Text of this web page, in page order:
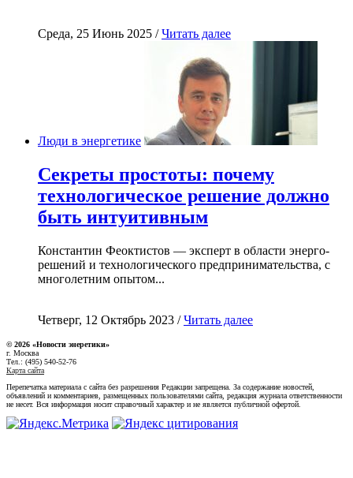
Среда, 25 Июнь 2025 /Читать далее
Люди в энергетике
Секреты простоты: почему
технологическое решение должно
быть интуитивным
Константин Феоктистов — эксперт в области энерго-
решений и технологического предпринимательства, с
многолетним опытом...
Четверг, 12 Октябрь 2023 /Читать далее
© 2026 «Новости энеретики»
г. Москва
Тел.: (495) 540-52-76
Карта сайта
Перепечатка материала с сайта без разрешения Редакции запрещена. За содержание новостей,
объявлений и комментариев, размещенных пользователями сайта, редакция журнала ответственности
не несет. Вся информация носит справочный характер и не является публичной офертой.